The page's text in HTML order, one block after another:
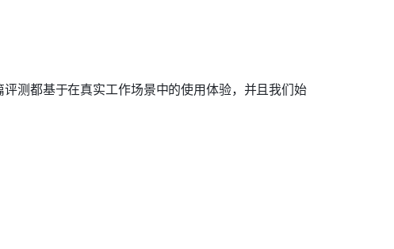
测都基于在真实工作场景中的使用体验，并且我们始